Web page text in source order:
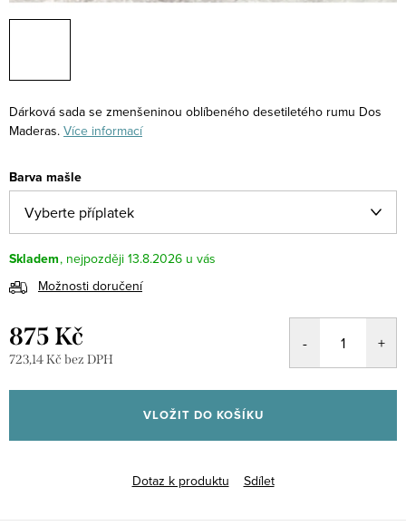
Dárková sada se zmenšeninou oblíbeného desetiletého rumu Dos
Maderas. Více informací
Barva mašle
Skladem
13.8.2026
Možnosti doručení
875 Kč
723,14 Kč bez DPH
cena:
VLOŽIT DO KOŠÍKU
Dotaz k produktu Sdílet